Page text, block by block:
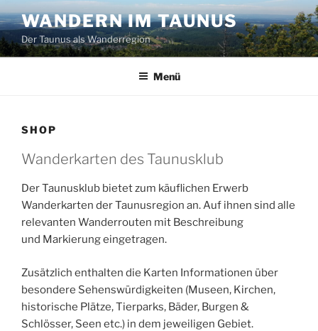
Inhalt
springen
WANDERN IM TAUNUS
Der Taunus als Wanderregion
Menü
SHOP
Wanderkarten des Taunusklub
Der Taunusklub bietet zum käuflichen Erwerb
Wanderkarten der Taunusregion an. Auf ihnen sind alle
relevanten Wanderrouten mit Beschreibung
und Markierung eingetragen.
Zusätzlich enthalten die Karten Informationen über
besondere Sehenswürdigkeiten (Museen, Kirchen,
historische Plätze, Tierparks, Bäder, Burgen &
Schlösser, Seen etc.) in dem jeweiligen Gebiet.